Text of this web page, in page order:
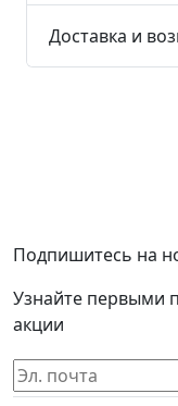
Доставка и
Подпишитесь на
Узнайте первыми
акции